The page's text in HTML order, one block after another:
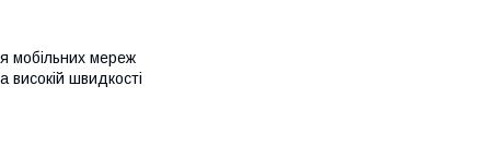
мобільних мереж
швидкості